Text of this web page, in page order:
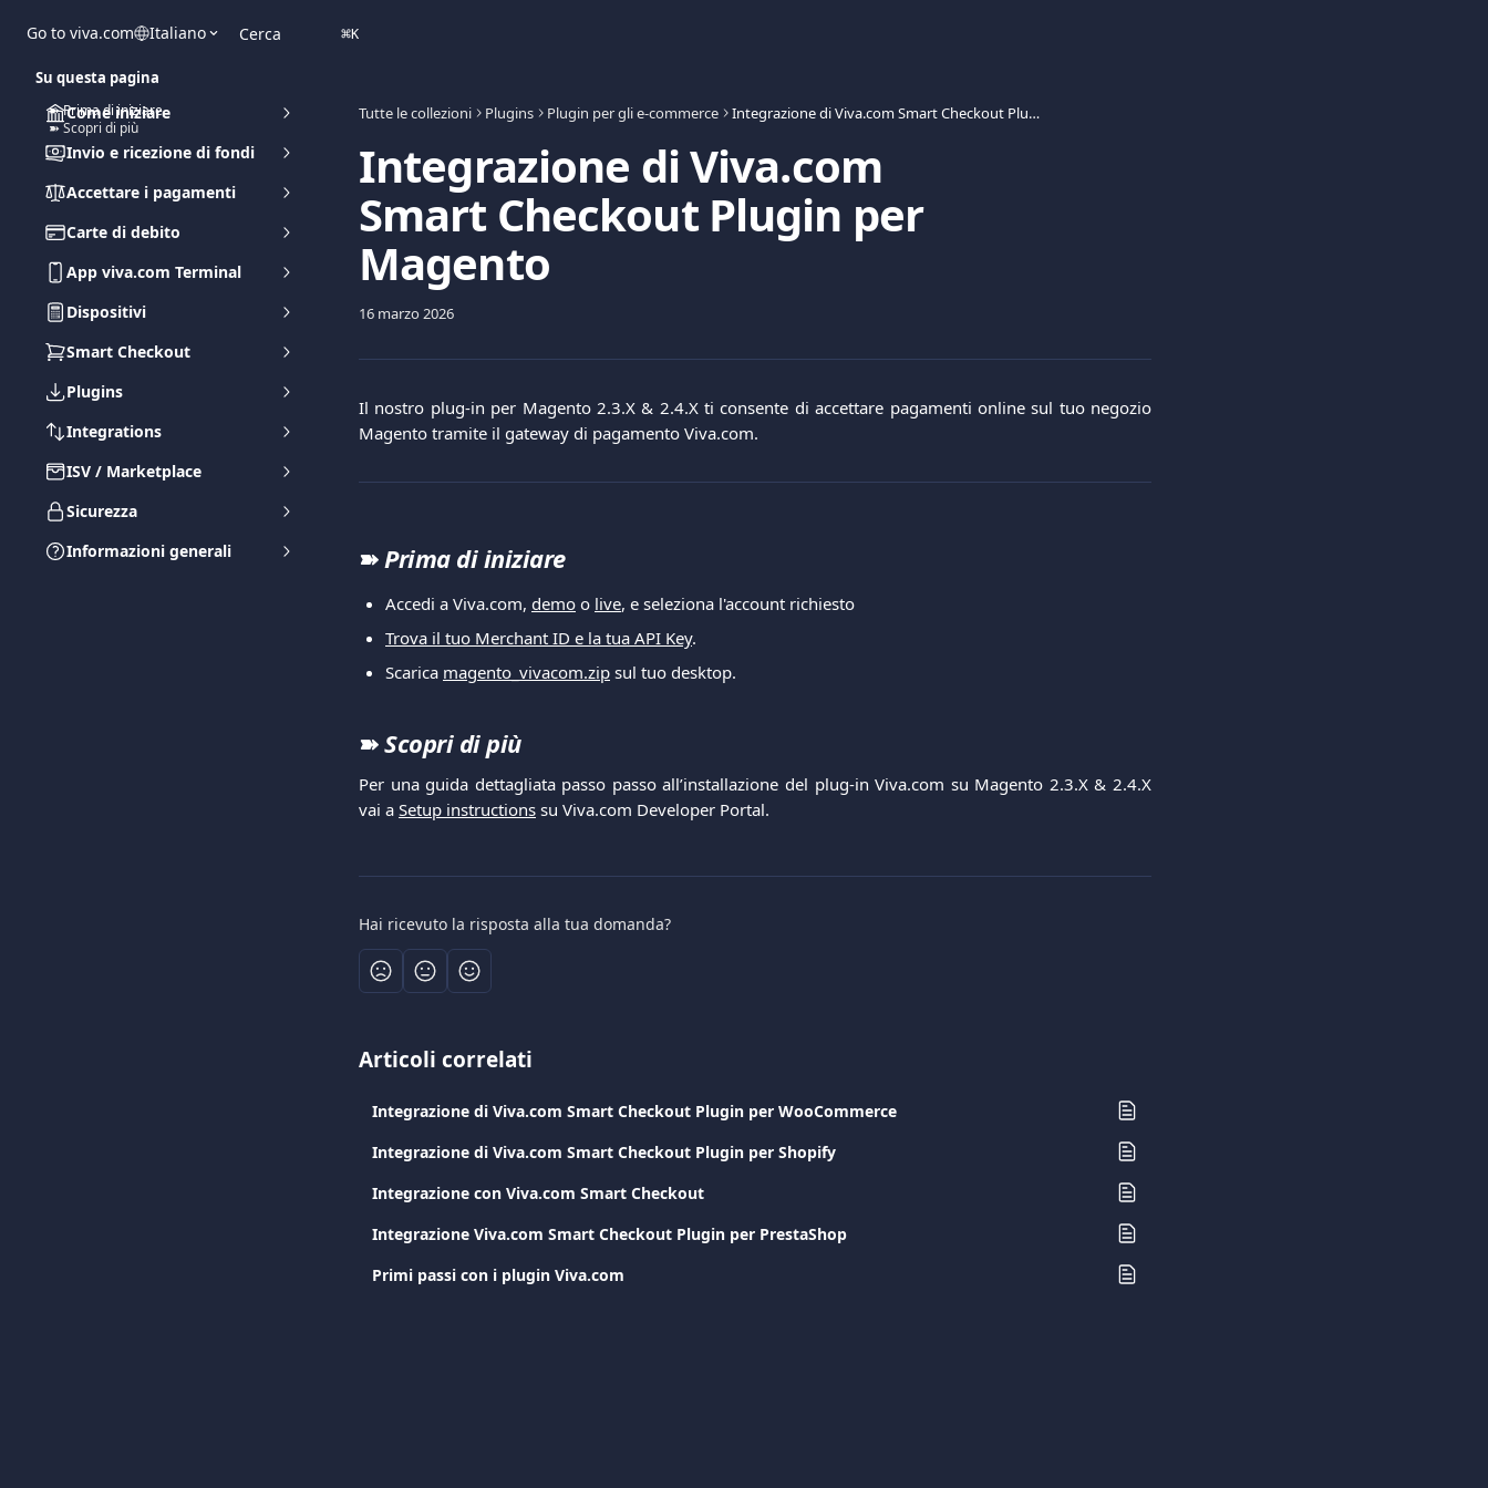
Go to viva.com Italiano Cerca ⌘K
Come iniziare
Invio e ricezione di fondi
Accettare i pagamenti
Carte di debito
App viva.com Terminal
Dispositivi
Smart Checkout
Plugins
Integrations
ISV / Marketplace
Sicurezza
Informazioni generali
Tutte le collezioni Plugins Plugin per gli e-commerce Integrazione di Viva.com Smart Checkout Plugin per Magento
Integrazione di Viva.com
Smart Checkout Plugin per
Magento
16 marzo 2026
Il nostro plug-in per Magento 2.3.X & 2.4.X ti consente di accettare pagamenti online sul tuo negozio
Magento tramite il gateway di pagamento Viva.com.
➽ Prima di iniziare
Accedi a Viva.com, demo o live, e seleziona l'account richiesto
Trova il tuo Merchant ID e la tua API Key.
Scarica magento_vivacom.zip sul tuo desktop.
➽Scopri di più
Per una guida dettagliata passo passo all’installazione del plug-in Viva.com su Magento 2.3.X & 2.4.X
vai a Setup instructions su Viva.com Developer Portal.
Hai ricevuto la risposta alla tua domanda?
Articoli correlati
Integrazione di Viva.com Smart Checkout Plugin per WooCommerce
Integrazione di Viva.com Smart Checkout Plugin per Shopify
Integrazione con Viva.com Smart Checkout
Integrazione Viva.com Smart Checkout Plugin per PrestaShop
Primi passi con i plugin Viva.com
Su questa pagina
➽ Prima di iniziare
➽ Scopri di più